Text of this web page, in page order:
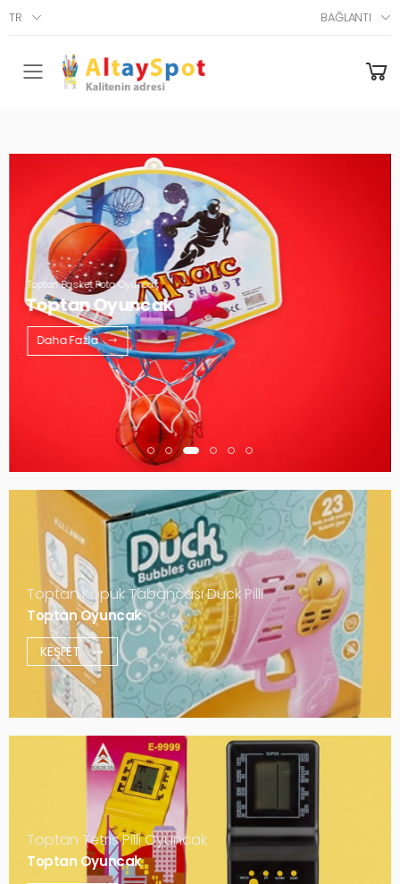
TR BAĞLANTI
Menü
Toptan Basket Pota Oyuncak
Toptan Oyuncak
Daha Fazla
Toptan Köpük Tabancası Duck Pilli
Toptan Oyuncak
KEŞFET
Toptan Tetris Pilli Oyuncak
Toptan Oyuncak